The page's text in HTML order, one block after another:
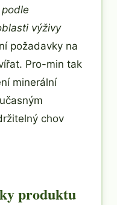
výživy
požadavky na
Pro-min tak
minerální
chov
produktu